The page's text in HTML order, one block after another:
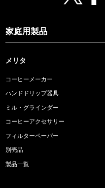
家庭用製品
メリタ
コーヒーメーカー
ハンドドリップ器具
ミル・グラインダー
コーヒーアクセサリー
フィルターペーパー
別売品
製品一覧